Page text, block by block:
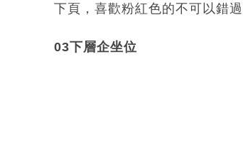
下頁，喜歡粉紅色的不可以錯
03下層企坐位